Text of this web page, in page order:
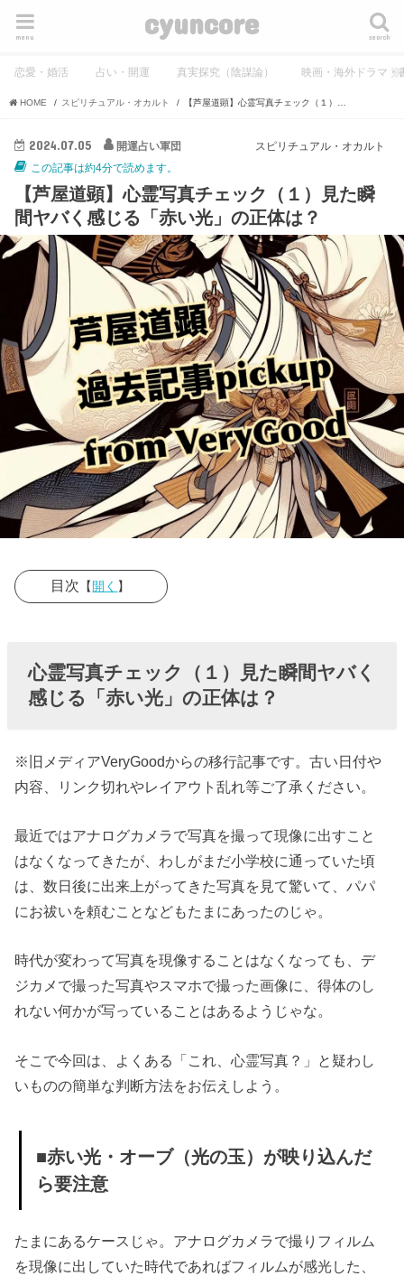
cyuncore search
menu
恋愛・婚活 占い・開運 真実探究（陰謀論） 映画・海外ドラマ・
HOME スピリチュアル・オカルト
スピリチュアル・オカルト
2024.07.05
開運占い軍団
この記事は約4分で読めます。
【芦屋道顕】心霊写真チェック（１）見た瞬
間ヤバく感じる「赤い光」の正体は？
目次 【開く 】
た瞬間ヤバく
感じる「赤い
は？
» ■赤い
ーブ
（光の
んだら
要注意
» ★赤い
いオー
ブの正
心霊写真チェック（１）見た瞬間ヤバく
感じる「赤い光」の正体は？
※旧メディアVeryGoodからの移行記事です。古い日付や
内容、リンク切れやレイアウト乱れ等ご了承ください。
最近ではアナログカメラで写真を撮って現像に出すこと
はなくなってきたが、わしがまだ小学校に通っていた頃
は、数日後に出来上がってきた写真を見て驚いて、パパ
にお祓いを頼むことなどもたまにあったのじゃ。
時代が変わって写真を現像することはなくなっても、デ
ジカメで撮った写真やスマホで撮った画像に、得体のし
れない何かが写っていることはあるようじゃな。
そこで今回は、よくある「これ、心霊写真？」と疑わし
いものの簡単な判断方法をお伝えしよう。
■赤い光・オーブ（光の玉）が映り込んだ
ら要注意
たまにあるケースじゃ。アナログカメラで撮りフィルム
を現像に出していた時代であればフィルムが感光した、